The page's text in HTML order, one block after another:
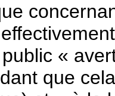
«
que